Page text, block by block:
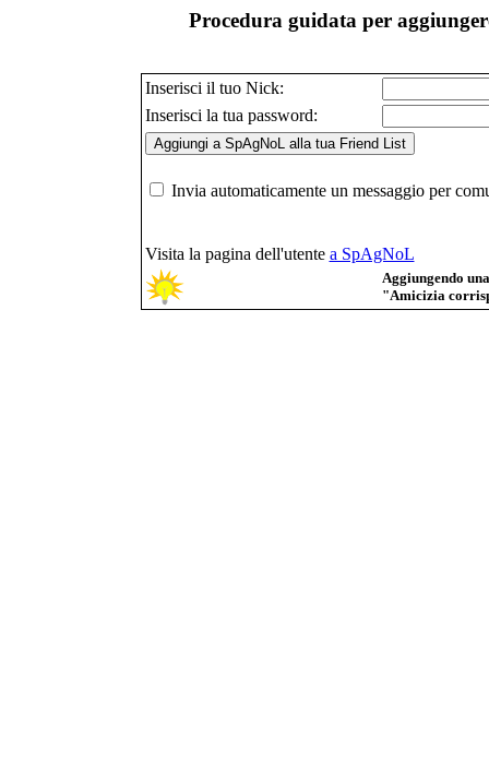
Procedura guidata per
Inserisci il tuo Nick:
Inserisci la tua password:
Invia automaticamente un messaggio per
Visita la pagina dell'utente a SpAgNoL
Aggiungendo
"Amicizia